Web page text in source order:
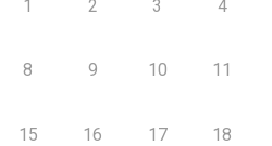
1 2 3 4
8 9 10 11
15 16 17 18